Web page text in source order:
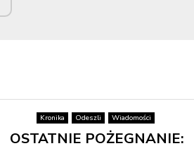
Kronika Odeszli Wiadomości
OSTATNIE POŻEGNANIE: